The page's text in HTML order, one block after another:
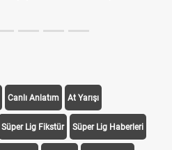
Canlı Anlatım At Yarışı
Süper Lig Fikstür Süper Lig Haberleri